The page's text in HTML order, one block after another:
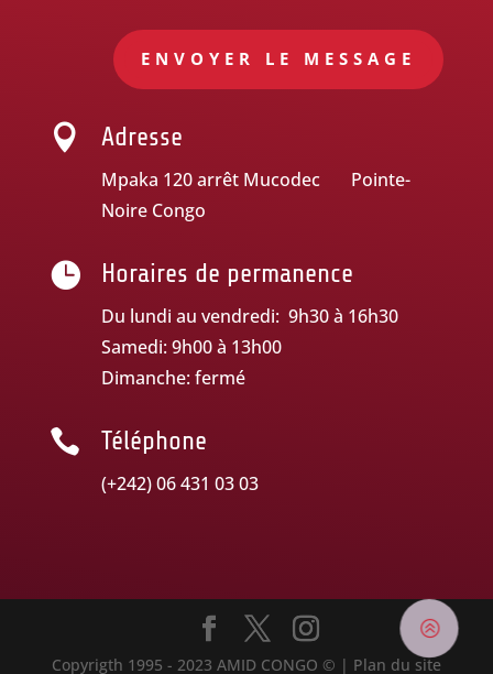
ENVOYER LE MESSAGE
 Adresse
Mpaka 120 arrêt Mucodec Pointe-
Noire Congo
 Horaires de permanence
Du lundi au vendredi: 9h30 à 16h30
Samedi: 9h00 à 13h00
Dimanche: fermé
 Téléphone
(+242) 06 431 03 03
>
Copyrigth 1995 - 2023 AMID CONGO © | Plan du site